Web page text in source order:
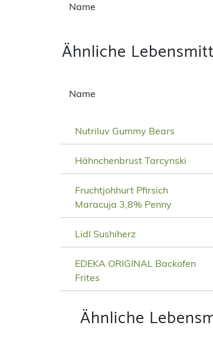
Name
Ähnliche
Name
Nutriluv Gummy Bears
Hähnchenbrust Tarcynski
Fruchtjohhurt Pfirsich
Maracuja 3,8% Penny
Lidl Sushiherz
EDEKA ORIGINAL Backofen
Frites
Ähnliche